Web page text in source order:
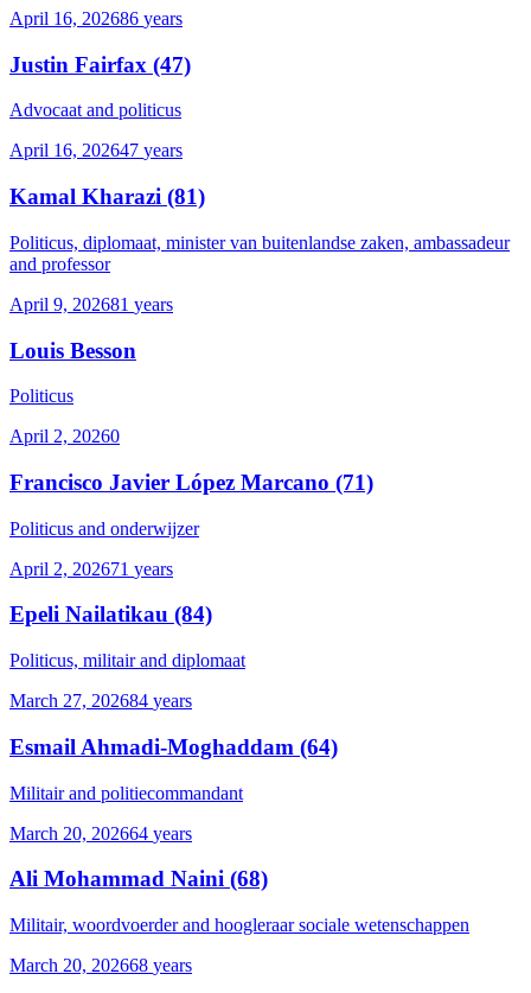
April 16, 202686 years
Justin Fairfax (47)
Advocaat and politicus
April 16, 202647 years
Kamal Kharazi (81)
Politicus, diplomaat, minister van buitenlandse zaken, ambassadeur
and professor
April 9, 202681 years
Louis Besson
Politicus
April 2, 20260
Francisco Javier López Marcano (71)
Politicus and onderwijzer
April 2, 202671 years
Epeli Nailatikau (84)
Politicus, militair and diplomaat
March 27, 202684 years
Esmail Ahmadi-Moghaddam (64)
Militair and politiecommandant
March 20, 202664 years
Ali Mohammad Naini (68)
Militair, woordvoerder and hoogleraar sociale wetenschappen
March 20, 202668 years